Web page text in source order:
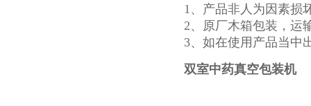
1、产品非人为因素损
2、原厂木箱包装，运
3、如在使用产品当中
双室中药真空包装机